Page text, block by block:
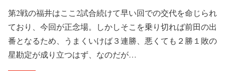
第2戦の福井はここ2試合続けて早い回での交代を命じられ
ており、今回が正念場。しかしそこを乗り切れば前田の出
番となるため、うまくいけば３連勝、悪くても２勝１敗の
星勘定が成り立つはず、なのだが…